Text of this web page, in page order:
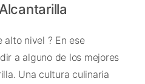
alto nivel ? En ese
a alguno de los mejores
Una cultura culinaria